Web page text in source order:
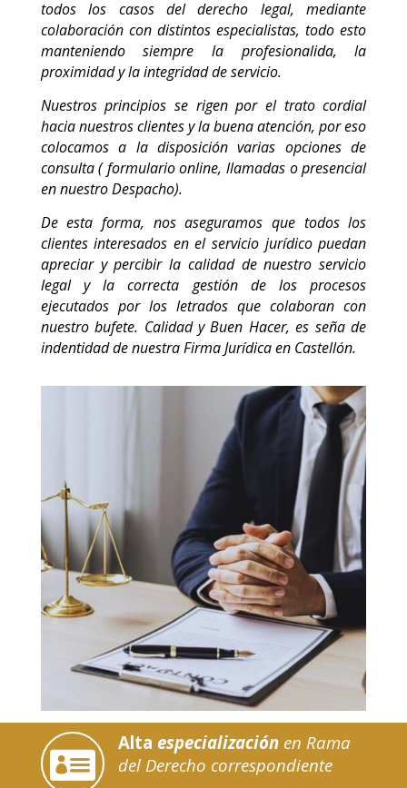
todos los casos del derecho legal, mediante
colaboración con distintos especialistas, todo esto
manteniendo siempre la profesionalida, la
proximidad y la integridad de servicio.
Nuestros principios se rigen por el trato cordial
hacia nuestros clientes y la buena atención, por eso
colocamos a la disposición varias opciones de
consulta ( formulario online, llamadas o presencial
en nuestro Despacho).
De esta forma, nos aseguramos que todos los
clientes interesados en el servicio jurídico puedan
apreciar y percibir la calidad de nuestro servicio
legal y la correcta gestión de los procesos
ejecutados por los letrados que colaboran con
nuestro bufete. Calidad y Buen Hacer, es seña de
indentidad de nuestra Firma Jurídica en Castellón.
 Alta especialización en Rama
del Derecho correspondiente